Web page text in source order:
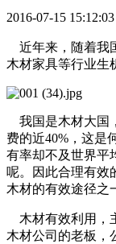
2016-07-15 15:12:03
近年来，随着我
木材家具等行业生
我国是木材大国
费的近40%，这是
有率却不及世界平
呢。因此合理有效
木材的有效途径之
木材有效利用，
木材公司的老板，